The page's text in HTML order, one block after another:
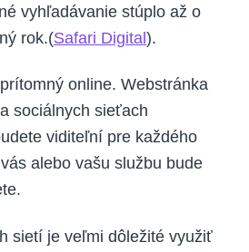
vyhľadávanie stúplo až o
rok.(Safari Digital).
online. Webstránka
sociálnych sieťach
viditeľní pre každého
alebo vašu službu bude
sietí je veľmi dôležité využiť